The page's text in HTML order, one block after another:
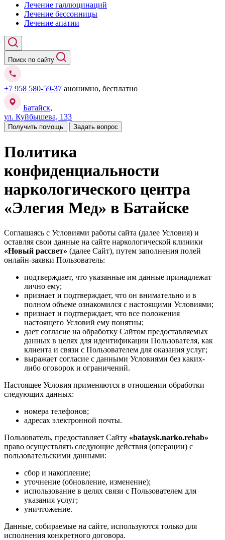
Лечение галлюцинаций
Лечение бессонницы
Лечение апатии
Поиск по сайту
+7 958 580-59-37 анонимно, бесплатно
Батайск,
ул. Куйбышева, 133
Получить помощь Задать вопрос
Политика
конфиденциальности
наркологического центра
«Элегия Мед» в Батайске
Соглашаясь с Условиями работы сайта (далее Условия) и
оставляя свои данные на сайте наркологической клиники
«Новый рассвет» (далее Сайт), путем заполнения полей
онлайн-заявки Пользователь:
подтверждает, что указанные им данные принадлежат
лично ему;
признает и подтверждает, что он внимательно и в
полном объеме ознакомился с настоящими Условиями;
признает и подтверждает, что все положения
настоящего Условий ему понятны;
дает согласие на обработку Сайтом предоставляемых
данных в целях для идентификации Пользователя, как
клиента и связи с Пользователем для оказания услуг;
выражает согласие с данными Условиями без каких-
либо оговорок и ограничений.
Настоящее Условия применяются в отношении обработки
следующих данных:
номера телефонов;
адресах электронной почты.
Пользователь, предоставляет Сайту «bataysk.narko.rehab»
право осуществлять следующие действия (операции) с
пользовательскими данными:
сбор и накопление;
уточнение (обновление, изменение);
использование в целях связи с Пользователем для
указания услуг;
уничтожение.
Данные, собираемые на сайте, используются только для
исполнения конкретного договора.